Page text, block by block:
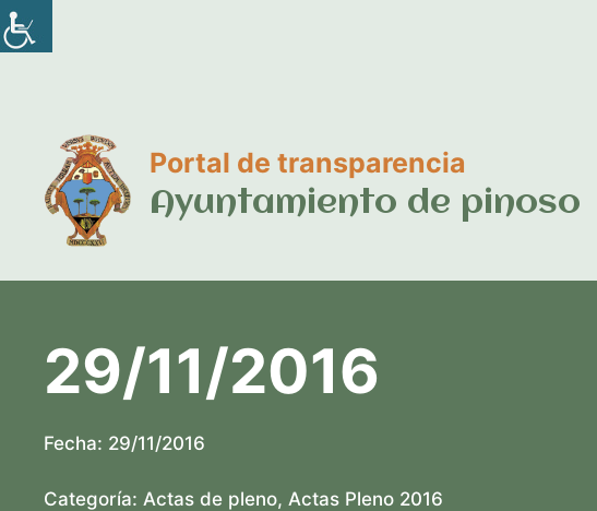
Saltar
al
Portal de transparencia
Ayuntamiento de pinoso
29/11/2016
Fecha: 29/11/2016
Categoría: Actas de pleno, Actas Pleno 2016